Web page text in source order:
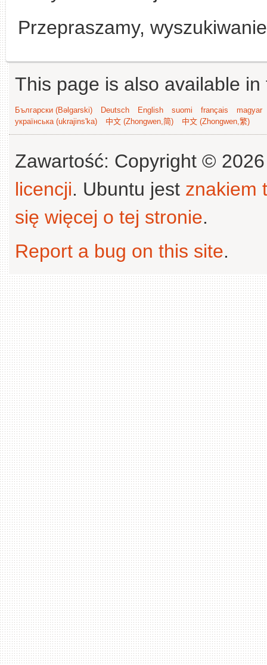
Przepraszamy,
This page is also available
Български (Bəlgarski) Deutsch English suomi français
magyar
українська (ukrajins'ka)
中文 (Zhongwen,简) 中文 (Zhongwen,繁)
Zawartość: Copyright ©
licencji. Ubuntu jest znakiem
się więcej o tej stronie.
Report a bug on this site.